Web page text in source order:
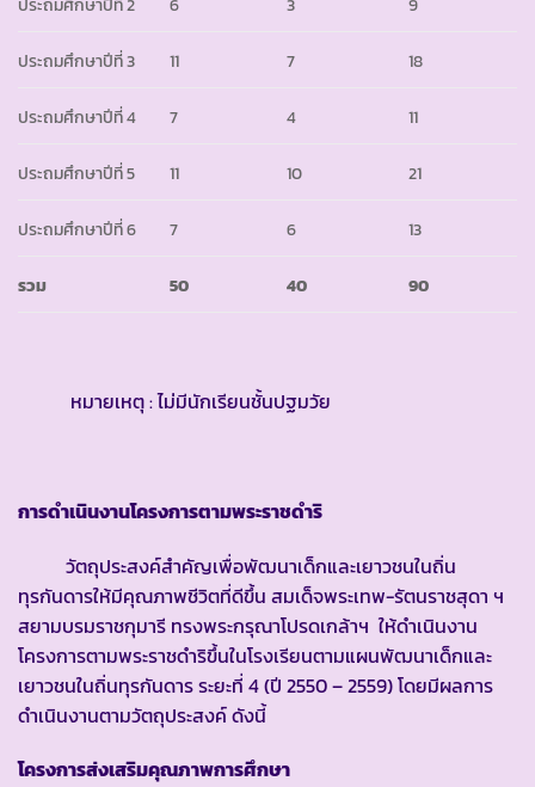
ประถมศึกษาปีที่ 3 11 7 18
ประถมศึกษาปีที่ 4 7 4 11
ประถมศึกษาปีที่ 5 11 10 21
ประถมศึกษาปีที่ 6 7 6 13
รวม 50 40 90
หมายเหตุ : ไม่มีนักเรียนชั้นปฐมวัย
การดำเนินงานโครงการตามพระราชดำริ
วัตถุประสงค์สำคัญเพื่อพัฒนาเด็กและเยาวชนในถิ่น
ทุรกันดารให้มีคุณภาพชีวิตที่ดีขึ้น สมเด็จพระเทพ-รัตนราชสุดา ฯ
สยามบรมราชกุมารี ทรงพระกรุณาโปรดเกล้าฯ ให้ดำเนินงาน
โครงการตามพระราชดำริขึ้นในโรงเรียนตามแผนพัฒนาเด็กและ
เยาวชนในถิ่นทุรกันดาร ระยะที่ 4 (ปี 2550 – 2559) โดยมีผลการ
ดำเนินงานตามวัตถุประสงค์ ดังนี้
โครงการส่งเสริมคุณภาพการศึกษา